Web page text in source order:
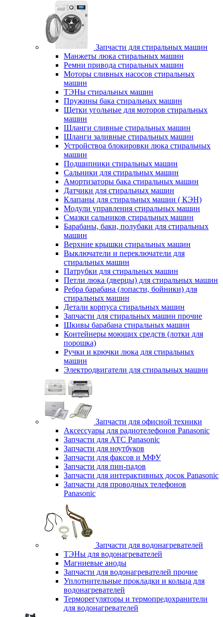
Запчасти для стиральных машин
Манжеты люка стиральных машин
Ремни привода стиральных машин
Моторы сливных насосов стиральных
машин
ТЭНы стиральных машин
Пружины бака стиральных машин
Щетки угольные для моторов стиральных
машин
Шланги сливные стиральных машин
Шланги заливные стиральных машин
Устройствоа блокировки люка стиральных
машин
Подшипники стиральных машин
Сальники для стиральных машин
Амортизаторы бака стиральных машин
Датчики для стиральных машин
Клапаны для стиральных машин ( КЭН)
Модули управления стиральных машин
Смазки сальников стиральных машин
Барабаны, баки, полубаки для стиральных
машин
Верхние крышки стиральных машин
Выключатели и переключатели для
стиральных машин
Патрубки для стиральных машин
Петли люка (дверцы) для стиральных машин
Ребра барабана (лопасти, бойники) для
стиральных машин
Детали корпуса стиральных машин
Запчасти для стиральных машин прочие
Шкивы барабана стиральных машин
Контейнеры моющих средств (лотки для
порошка)
Ручки и крючки люка для стиральных
машин
Электродвигатели для стиральных машин
Запчасти для офисной техники
Аксессуары для радиотелефонов Panasonic
Запчасти для АТС Panasonic
Запчасти для ноутбуков
Запчасти для факсов и МФУ
Запчасти для пин-падов
Запчасти для интерактивных досок Panasonic
Запчасти для проводных телефонов
Panasonic
Запчасти для водонагревателей
ТЭНы для водонагревателей
Магниевые аноды
Запчасти для водонагревателей прочие
Уплотнительные прокладки и кольца для
водонагревателей
Терморегуляторы и термопредохранители
для водонагревателей